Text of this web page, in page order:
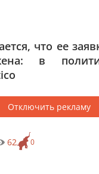
что ее
в
Отключить рекламу
0
62